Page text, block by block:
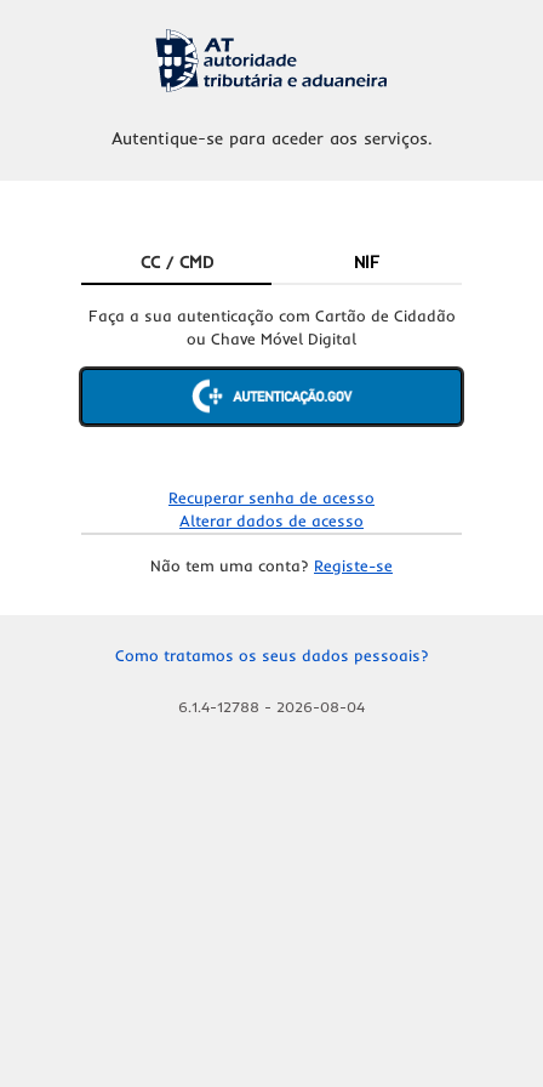
Autentique-se para aceder aos serviços.
CC / CMD NIF
Faça a sua autenticação com Cartão de Cidadão
ou Chave Móvel Digital
Recuperar senha de acesso
Alterar dados de acesso
Não tem uma conta? Registe-se
Como tratamos os seus dados pessoais?
6.1.4-12788 - 2026-08-04